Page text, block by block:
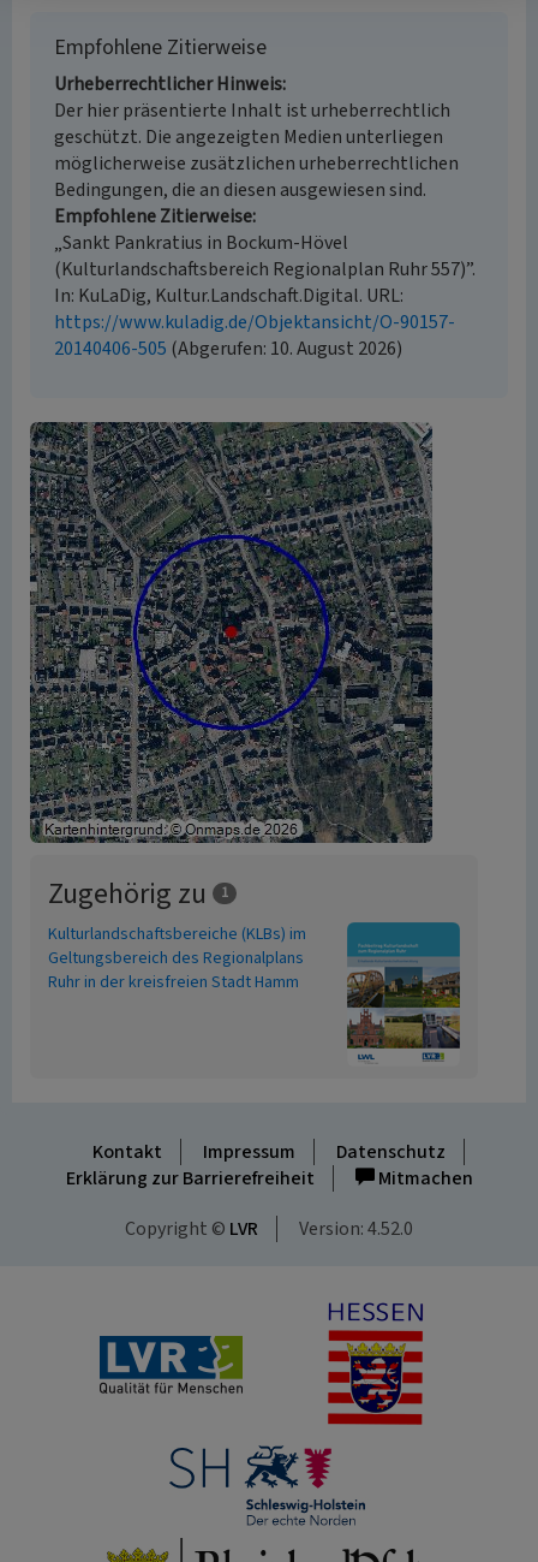
Empfohlene Zitierweise
Urheberrechtlicher Hinweis
Der hier präsentierte Inhalt ist urheberrechtlich
geschützt. Die angezeigten Medien unterliegen
möglicherweise zusätzlichen urheberrechtlichen
Bedingungen, die an diesen ausgewiesen sind.
Empfohlene Zitierweise
„Sankt Pankratius in Bockum-Hövel
(Kulturlandschaftsbereich Regionalplan Ruhr 557)”.
In: KuLaDig, Kultur.Landschaft.Digital. URL:
https://www.kuladig.de/Objektansicht/O-90157-
20140406-505 (Abgerufen: 10. August 2026)
Zugehörig zu 1
Kulturlandschaftsbereiche (KLBs) im
Geltungsbereich des Regionalplans
Ruhr in der kreisfreien Stadt Hamm
Kontakt Impressum
Datenschutz
Erklärung zur Barrierefreiheit
Mitmachen
Copyright © LVR Version: 4.52.0